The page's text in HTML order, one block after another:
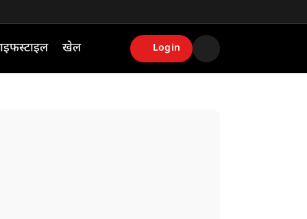
खेल Login